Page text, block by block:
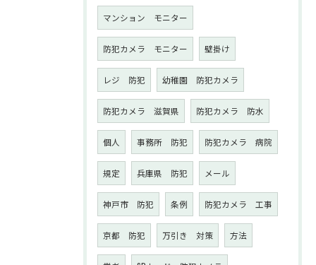
マンション モニター
防犯カメラ モニター 壁掛け
レジ 防犯 幼稚園 防犯カメラ
防犯カメラ 滋賀県 防犯カメラ 防水
個人 事務所 防犯 防犯カメラ 病院
規定 兵庫県 防犯 メール
神戸市 防犯 条例 防犯カメラ 工事
京都 防犯 万引き 対策 方法